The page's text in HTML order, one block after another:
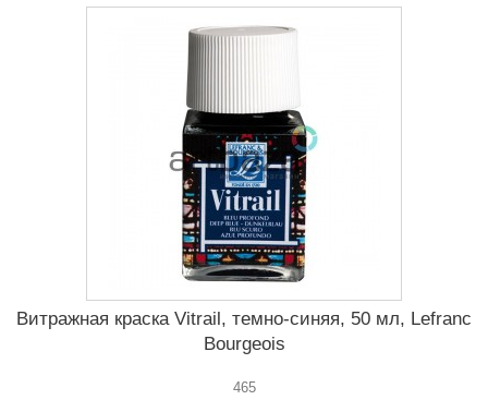
Витражная краска Vitrail, темно-синяя, 50 мл, Lefranc
Bourgeois
465